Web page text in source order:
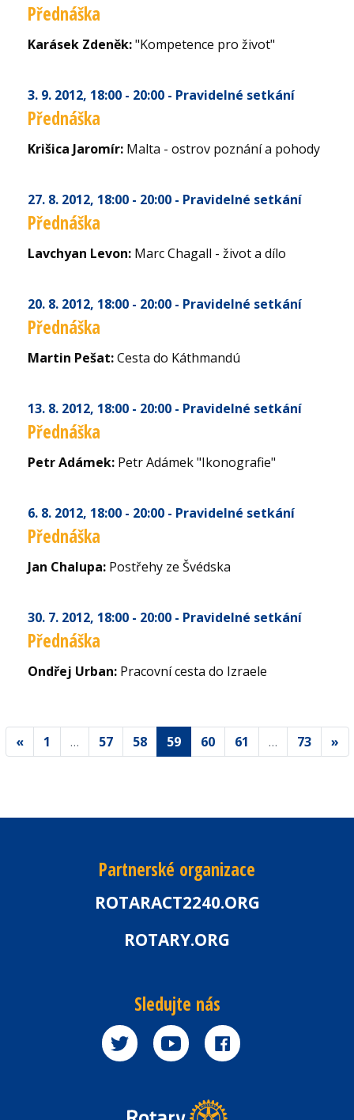
Přednáška
Karásek Zdeněk:"Kompetence pro život"
3. 9. 2012, 18:00 - 20:00 - Pravidelné setkání
Přednáška
Krišica Jaromír: Malta - ostrov poznání a pohody
27. 8. 2012, 18:00 - 20:00 - Pravidelné setkání
Přednáška
Lavchyan Levon: Marc Chagall - život a dílo
20. 8. 2012, 18:00 - 20:00 - Pravidelné setkání
Přednáška
Martin Pešat:Cesta do Káthmandú
13. 8. 2012, 18:00 - 20:00 - Pravidelné setkání
Přednáška
Petr Adámek: Petr Adámek "Ikonografie"
6. 8. 2012, 18:00 - 20:00 - Pravidelné setkání
Přednáška
Jan Chalupa: Postřehy ze Švédska
30. 7. 2012, 18:00 - 20:00 - Pravidelné setkání
Přednáška
Ondřej Urban: Pracovní cesta do Izraele
« 1 … 57 58 59 60 61 … 73 »
Partnerské organizace
ROTARACT2240.ORG
ROTARY.ORG
Sledujte nás